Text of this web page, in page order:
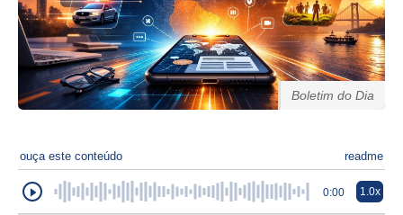
Boletim do Dia
ouça este conteúdo readme
0:00 1.0x